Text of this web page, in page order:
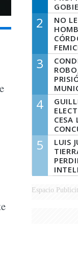
LA
2
NO
3
4
CESA
5
LUIS
Espacio